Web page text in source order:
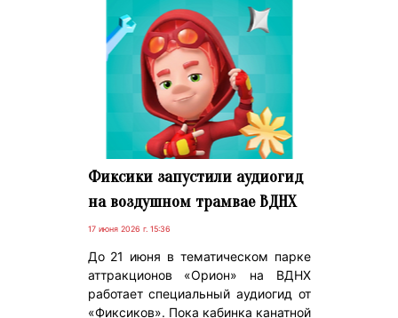
Фиксики запустили аудиогид
на воздушном трамвае ВДНХ
17 июня 2026 г. 15:36
До 21 июня в тематическом парке
аттракционов «Орион» на ВДНХ
работает специальный аудиогид от
«Фиксиков». Пока кабинка канатной